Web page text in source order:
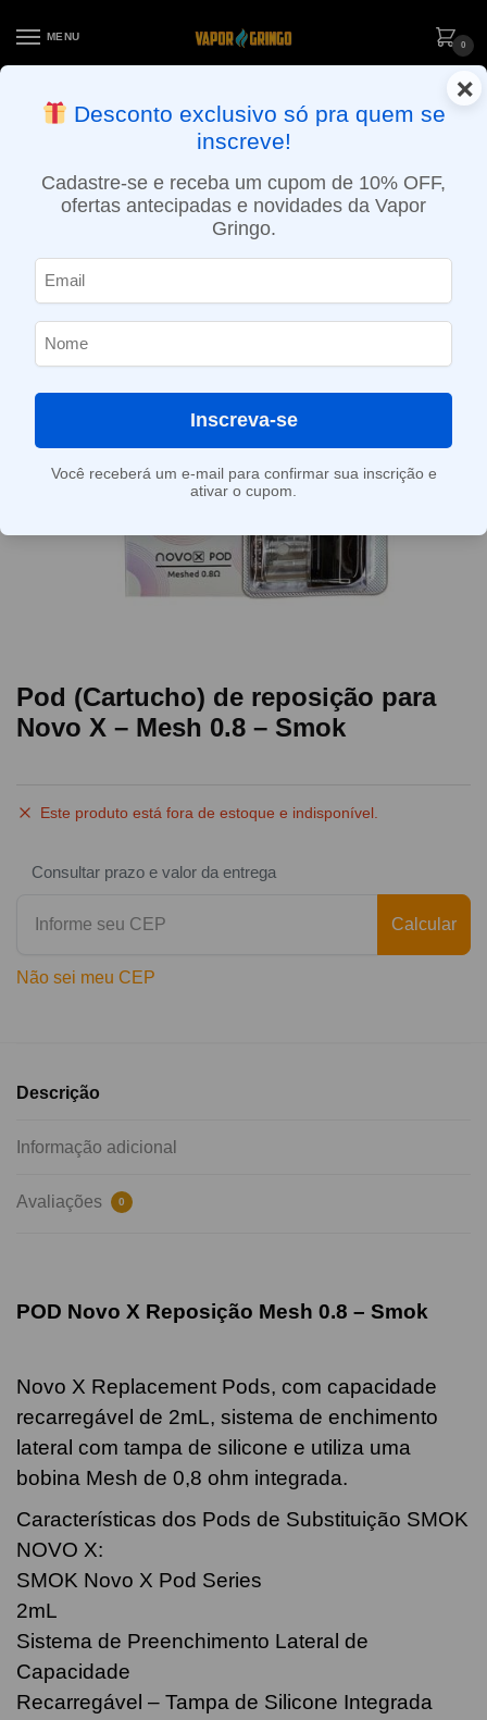
MENU
0
ENTREGA NO MESMO DIA EM SÃO PAULO (SEG A SEX): PEDIDOS
APROVADOS ATÉ 15:30 VIA MOTOBOY
Pod (Cartucho) de reposição para
Novo X – Mesh 0.8 – Smok
Este produto está fora de estoque e indisponível.
Consultar prazo e valor da entrega
Calcular
Não sei meu CEP
Descrição
Informação adicional
Avaliações 0
POD Novo X Reposição Mesh 0.8 – Smok
Novo X Replacement Pods, com capacidade
recarregável de 2mL, sistema de enchimento
lateral com tampa de silicone e utiliza uma
bobina Mesh de 0,8 ohm integrada.
Características dos Pods de Substituição SMOK
NOVO X:
SMOK Novo X Pod Series
2mL
Sistema de Preenchimento Lateral de
Capacidade
Recarregável – Tampa de Silicone Integrada
×
Desconto exclusivo só pra quem se
inscreve!
Cadastre-se e receba um cupom de 10% OFF,
ofertas antecipadas e novidades da Vapor
Gringo.
Inscreva-se
Você receberá um e-mail para confirmar sua inscrição e
ativar o cupom.